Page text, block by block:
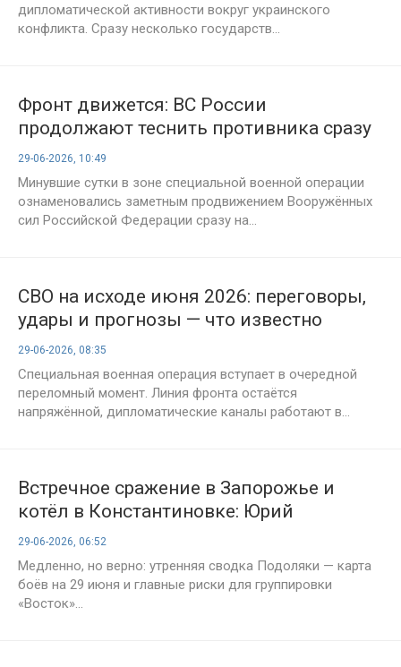
дипломатической активности вокруг украинского
конфликта. Сразу несколько государств...
Фронт движется: ВС России
продолжают теснить противника сразу
на нескольких направлениях — итоги
1586-го дня СВО, 29 июня 2026 года
29-06-2026, 10:49
Минувшие сутки в зоне специальной военной операции
ознаменовались заметным продвижением Вооружённых
сил Российской Федерации сразу на...
СВО на исходе июня 2026: переговоры,
удары и прогнозы — что известно
сегодня
29-06-2026, 08:35
Специальная военная операция вступает в очередной
переломный момент. Линия фронта остаётся
напряжённой, дипломатические каналы работают в...
Встречное сражение в Запорожье и
котёл в Константиновке: Юрий
Подоляка подвёл итоги 1586-го дня
СВО — сводка на утро 29 июня
29-06-2026, 06:52
Медленно, но верно: утренняя сводка Подоляки — карта
боёв на 29 июня и главные риски для группировки
«Восток»...